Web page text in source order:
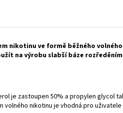
nikotinu ve formě běžného
na výrobu slabší báze
je zastoupen 50% a propylen glycol
volného nikotinu je vhodná pro